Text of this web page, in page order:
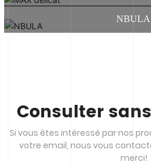
NBULA
Consulter
Si vous êtes intéressé par nos
votre email, nous vous
merci!